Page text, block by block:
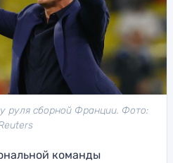
руля сборной Франции. Фото:
команды